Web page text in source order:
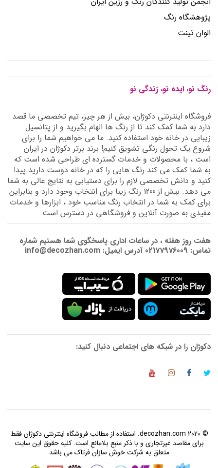
پژوهشگاه رنگ
الوان تینت
رنگ نو، ایده نو، زندگی نو
فروشگاه اینترنتی دکوژان، بیش از هر چیز، تیم تخصصی ما قصد
دارد به شما کمک کند تا از رنگ ها الهام بگیرید و از پتانسیل
زیبایی در خانه خود استفاده کنید. ما می خواهیم شما را برای
شروع یک تحول رنگی تشویق کنیم! برند برتر دکوژان در ایران
است ، با محصولات و خدمات گسترده ای طراحی شده است که
به شما کمک می کند رنگ هایی را که در خانه دوست دارید پیدا
کنید و دانش تخصصی لازم را برای دستیابی به نتایج عالی به شما
می دهد. بیش از 1200 رنگ زیبا برای انتخاب وجود دارد و بنابراین
برای کمک به شما در انتخاب رنگ مناسب خود ، ابزارها و خدمات
مفیدی به صورت آنلاین و فروشگاهی در دسترس است.
هفت روز هفته ، در ساعات اداری پاسخگوی شما هستیم شماره
تماس: 02177976009 آدرس ایمیل: info@decozhan.com
دکوژان را در شبکه های اجتماعی دنبال کنید:
© 2020 decozhan.com. استفاده از مطالب فروشگاه اینترنتی دکوژان فقط
برای مقاصد غیرتجاری و با ذکر منبع بلامانع است. کلیه حقوق این سایت
متعلق به شرکت خوش سازان فرتاک می باشد